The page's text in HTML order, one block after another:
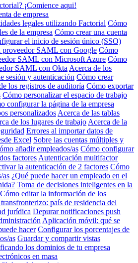
¡Comience aqui!
de empresa
legales utilizando Factorial Cómo
de la empresa Cómo crear una cuenta
el inicio de sesión único (SSO)
proveedor SAML con Google Cómo
SAML con Microsoft Azure Cómo
SAML con Okta Acerca de los
sesión y autenticación Cómo crear
los registros de auditoría Cómo exportar
Cómo personalizar el espacio de trabajo
configurar la página de la empresa
personalizados Acerca de las tablas
de los lugares de trabajo Acerca de la
Errores al importar datos de
Excel Sobre las cuentas múltiples y
añadir empleados/as Cómo configurar
factores Autenticación multifactor
la autenticación de 2 factores Cómo
as ¿Qué puede hacer un empleado en el
Toma de decisiones inteligentes en la
Cómo editar la información de los
país de residencia del
jurídica Depurar notificaciones push
Aplicación móvil: qué se
hacer Configurar los porcentajes de
as Guardar y compartir vistas
los dominios de tu empresa
en masa